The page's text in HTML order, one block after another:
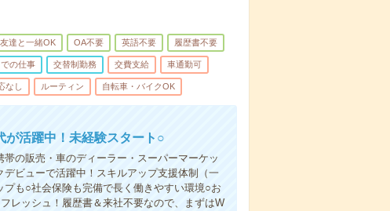
友達と一緒OK OA不要 英語不要 履歴書不要
の仕事 交替制勤務 交費支給 車通勤可
なし ルーティン 自転車・バイクOK
が活躍中！未経験スタート○
の販売・車のディーラー・スーパーマーケッ
ビューで活躍中！スキルアップ支援体制（一
も○社会保険も完備で長く働きやすい環境○お
レッシュ！履歴書＆来社不要なので、まずはW